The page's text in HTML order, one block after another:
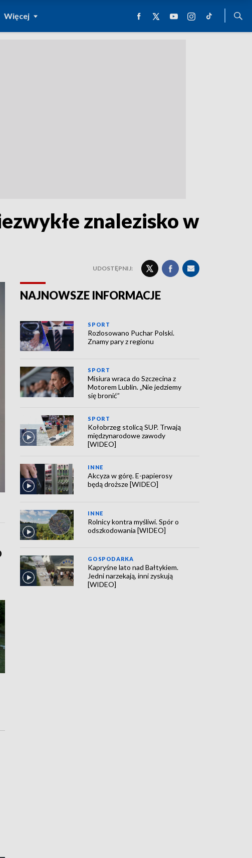
Więcej
znalezisko w
UDOSTĘPNIJ:
NAJNOWSZE INFORMACJE
SPORT
Rozlosowano Puchar Polski.
Znamy pary z regionu
SPORT
Misiura wraca do Szczecina z
Motorem Lublin. „Nie jedziemy
się bronić”
SPORT
Kołobrzeg stolicą SUP. Trwają
międzynarodowe zawody
[WIDEO]
INNE
Akcyza w górę. E-papierosy
będą droższe [WIDEO]
INNE
Rolnicy kontra myśliwi. Spór o
odszkodowania [WIDEO]
GOSPODARKA
Kapryśne lato nad Bałtykiem.
Jedni narzekają, inni zyskują
[WIDEO]